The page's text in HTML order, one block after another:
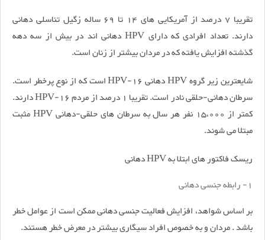
تقریبا 7 درصد از آمریکایی های 14 تا 69 ساله زگیل تناسلی دهانی
دارند. تعداد افرادی که دارای HPV دهانی اند در بیش از سه دهه
گذشته افزایش یافته که در مردان بیشتر از زنان است.
شایعترین زیر گروه HPV دهانی HPV-16 است که از نوع پرخطر است.
سرطان دهانی-حلقی نادر است. تقریبا 1 درصد از مردم HPV-16 دارند.
کمتر از 15،000 نفر هر سال به سرطان های حلقی-دهانی HPV مثبت
مبتلا می شوند.
ریسک فاکتور های ابتلا به HPV دهانی
1- رابطه جنسی دهانی
بر اساس شواهد، افزایش فعالیت جنسی دهانی ممکن است از عوامل خطر
باشد . مردان و به خصوص افراد سیگاری بیشتر در معرض خطر هستند.